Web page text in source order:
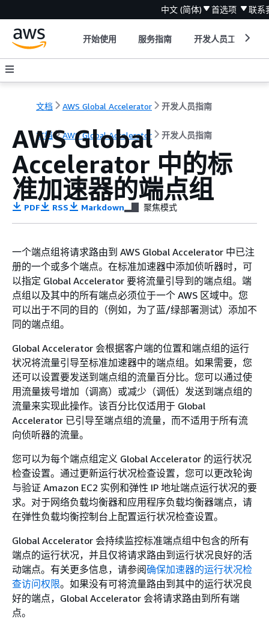
中文 (简体) 首选项 联系
开始使用 服务指南 开发人员工具
文档 AWS Global Accelerator 开发人员指南
文档 AWS Global Accelerator 开发人员指南
AWS Global
Accelerator 中的标
准加速器的端点组
PDF RSS Markdown 聚焦模式
一个端点组将请求路由到 AWS Global Accelerator 中已注
册的一个或多个端点。在标准加速器中添加侦听器时，可
以指定 Global Accelerator 要将流量引导到的端点组。端
点组以及其中的所有端点必须位于一个 AWS 区域中。您
可以出于不同的目的（例如，为了蓝/绿部署测试）添加不
同的端点组。
Global Accelerator 会根据客户端的位置和端点组的运行
状况将流量引导至标准加速器中的端点组。如果需要，您
还可以设置要发送到端点组的流量百分比。您可以通过使
用流量拨号增加（调高）或减少（调低）发送到端点组的
流量来实现此操作。该百分比仅适用于 Global
Accelerator 已引导至端点组的流量，而不适用于所有流
向侦听器的流量。
您可以为每个端点组定义 Global Accelerator 的运行状况
检查设置。通过更新运行状况检查设置，您可以更改轮询
与验证 Amazon EC2 实例和弹性 IP 地址端点运行状况的要
求。对于网络负载均衡器和应用程序负载均衡器端点，请
在弹性负载均衡控制台上配置运行状况检查设置。
Global Accelerator 会持续监控标准端点组中包含的所有
端点的运行状况，并且仅将请求路由到运行状况良好的活
动端点。有关更多信息，请参阅确保加速器的运行状况检
查访问权限。如果没有可将流量路由到其中的运行状况良
好的端点，Global Accelerator 会将请求路由到所有端
点。